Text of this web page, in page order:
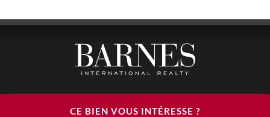
CE BIEN VOUS INTÉRESSE ?
BARNES LUXURY RENTALS - HEAD OFFICE